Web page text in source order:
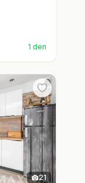
1 den
21